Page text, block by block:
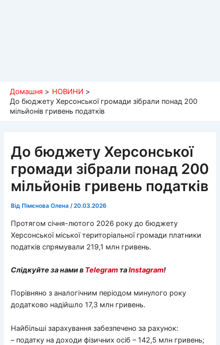
Домашня
НОВИНИ
До бюджету Херсонської громади зібрали понад 200
мільйонів гривень податків
До бюджету Херсонської
громади зібрали понад 200
мільйонів гривень податків
Від Пімєнова Олена/20.03.2026
Протягом січня-лютого 2026 року до бюджету
Херсонської міської територіальної громади платники
податків спрямували 219,1 млн гривень.
Слідкуйте за нами в Telegram таInstagram!
Порівняно з аналогічним періодом минулого року
додатково надійшло 17,3 млн гривень.
Найбільші зарахування забезпечено за рахунок:
– податку на доходи фізичних осіб – 142,5 млн гривень;